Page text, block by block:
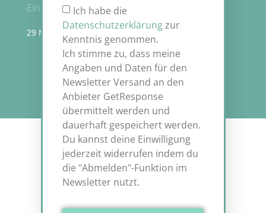
Eine Reise durch das Internet
29 Mai 2023
Ich habe die
Datenschutzerklärungzur
Kenntnis genommen.
Ich stimme zu, dass meine
Angaben und Daten für den
Newsletter Versand an den
Anbieter GetResponse
übermittelt werden und
dauerhaft gespeichert werden.
Du kannst deine Einwilligung
jederzeit widerrufen indem du
die "Abmelden"-Funktion im
Newsletter nutzt.